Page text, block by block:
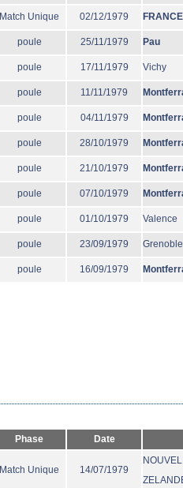
Match Unique 02/12/1979 FRANCE
poule 25/11/1979 Pau
poule 17/11/1979 Vichy
poule 11/11/1979
poule 04/11/1979
poule 28/10/1979
poule 21/10/1979
poule 07/10/1979
poule 01/10/1979 Valence
poule 23/09/1979 Grenoble
poule 16/09/1979
Phase Date
Match Unique 14/07/1979